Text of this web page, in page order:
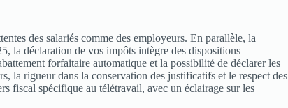
des salariés comme des employeurs. En parallèle, la
la déclaration de vos impôts intègre des dispositions
forfaitaire automatique et la possibilité de déclarer les
la rigueur dans la conservation des justificatifs et le respect des
fiscal spécifique au télétravail, avec un éclairage sur les